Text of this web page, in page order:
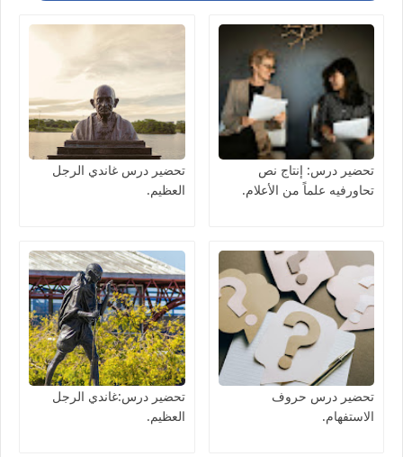
تحضير درس: إنتاج نص
تحاورفيه علماً من الأعلام.
تحضير درس غاندي الرجل
العظيم.
تحضير درس حروف
الاستفهام.
تحضير درس:غاندي الرجل
العظيم.